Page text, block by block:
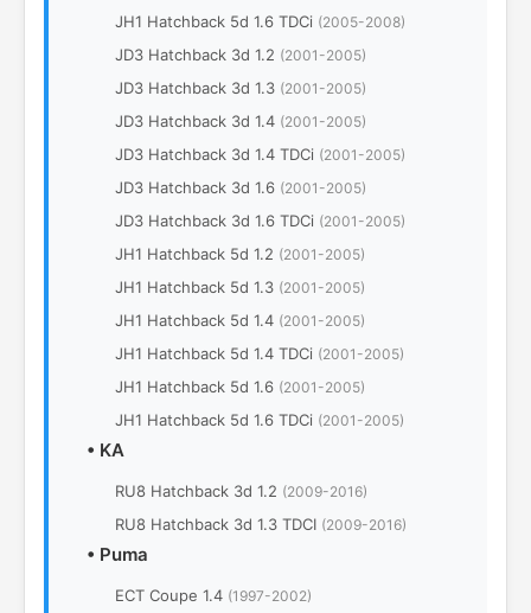
JH1 Hatchback 5d 1.6 TDCi (2005-2008)
JD3 Hatchback 3d 1.2 (2001-2005)
JD3 Hatchback 3d 1.3 (2001-2005)
JD3 Hatchback 3d 1.4 (2001-2005)
JD3 Hatchback 3d 1.4 TDCi (2001-2005)
JD3 Hatchback 3d 1.6 (2001-2005)
JD3 Hatchback 3d 1.6 TDCi (2001-2005)
JH1 Hatchback 5d 1.2 (2001-2005)
JH1 Hatchback 5d 1.3 (2001-2005)
JH1 Hatchback 5d 1.4 (2001-2005)
JH1 Hatchback 5d 1.4 TDCi (2001-2005)
JH1 Hatchback 5d 1.6 (2001-2005)
JH1 Hatchback 5d 1.6 TDCi (2001-2005)
• KA
RU8 Hatchback 3d 1.2 (2009-2016)
RU8 Hatchback 3d 1.3 TDCI (2009-2016)
• Puma
ECT Coupe 1.4 (1997-2002)